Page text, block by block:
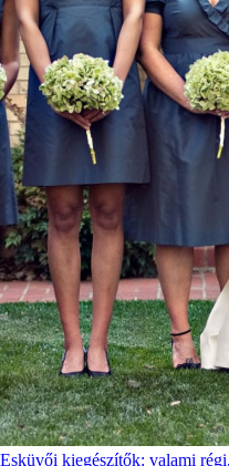
Esküvői kiegészítők: valami